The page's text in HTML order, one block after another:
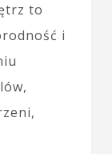
to
i